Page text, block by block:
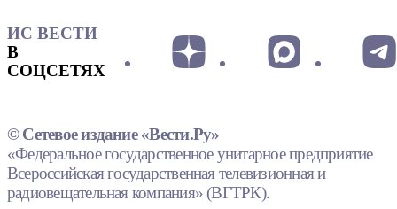
ИС ВЕСТИ
В
СОЦСЕТЯХ
© Сетевое издание «Вести.Ру»
«Федеральное государственное унитарное предприятие
Всероссийская государственная телевизионная и
радиовещательная компания» (ВГТРК).